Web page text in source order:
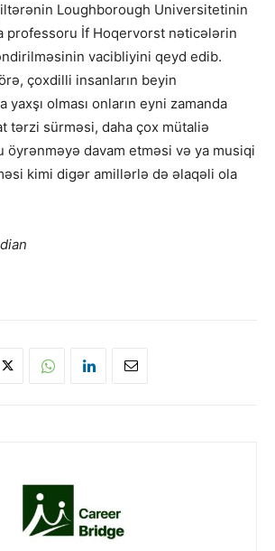
Loughborough Universitetinin
professoru İf Hoqervorst nəticələrin
vacibliyini qeyd edib.
çoxdilli insanların beyin
yaxşı olması onların eyni zamanda
tərzi sürməsi, daha çox mütaliə
öyrənməyə davam etməsi və ya musiqi
kimi digər amillərlə də əlaqəli ola